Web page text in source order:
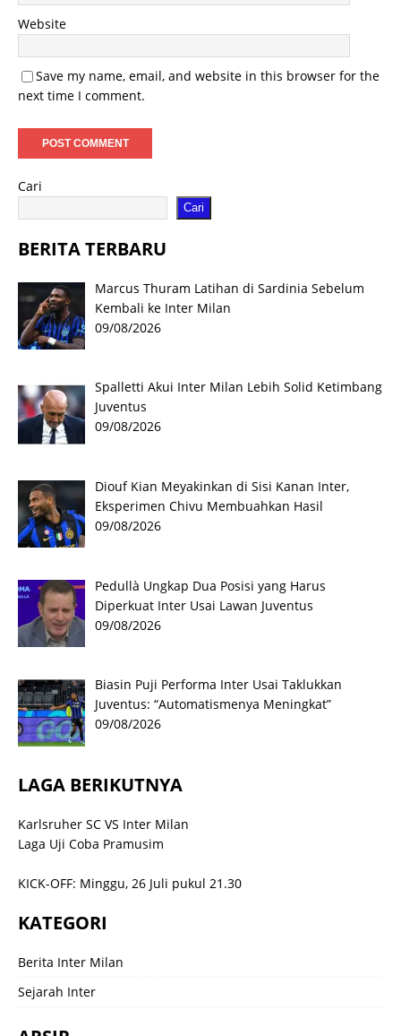
Website
Save my name, email, and website in this browser for the
next time I comment.
Cari
Cari
BERITA TERBARU
Marcus Thuram Latihan di Sardinia Sebelum
Kembali ke Inter Milan
09/08/2026
Spalletti Akui Inter Milan Lebih Solid Ketimbang
Juventus
09/08/2026
Diouf Kian Meyakinkan di Sisi Kanan Inter,
Eksperimen Chivu Membuahkan Hasil
09/08/2026
Pedullà Ungkap Dua Posisi yang Harus
Diperkuat Inter Usai Lawan Juventus
09/08/2026
Biasin Puji Performa Inter Usai Taklukkan
Juventus: “Automatismenya Meningkat”
09/08/2026
LAGA BERIKUTNYA
Karlsruher SC VS Inter Milan
Laga Uji Coba Pramusim
KICK-OFF: Minggu, 26 Juli pukul 21.30
KATEGORI
Berita Inter Milan
Sejarah Inter